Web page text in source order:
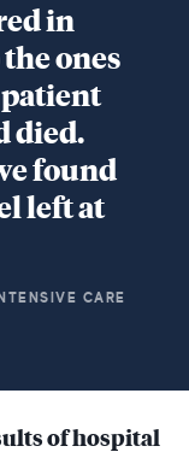
in
ones
died.
found
left at
CARE
of hospital